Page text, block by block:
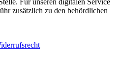
Für unseren digitalen Service
zusätzlich zu den behördlichen